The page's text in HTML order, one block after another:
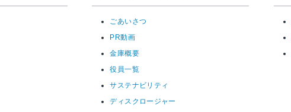
ごあいさつ
PR動画
金庫概要
役員一覧
サステナビリティ
ディスクロージャー